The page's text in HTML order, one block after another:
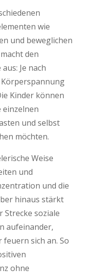
wie
und beweglichen
den
Je nach
Körperspannung
Kinder können
einzelnen
und selbst
möchten.
Weise
und
und die
hinaus stärkt
Strecke soziale
aufeinander,
sich an. So
ohne